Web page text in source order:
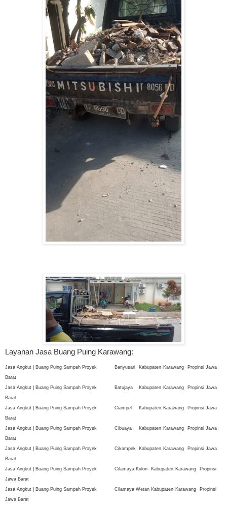
Layanan Jasa Buang Puing Karawang:
Jasa Angkut | Buang Puing Sampah Proyek Banyusari Kabupaten Karawang
Propinsi Jawa
Barat
Jasa Angkut | Buang Puing Sampah Proyek
Batujaya Kabupaten Karawang
Propinsi Jawa
Barat
Jasa Angkut | Buang Puing Sampah Proyek
Ciampel Kabupaten Karawang
Propinsi Jawa
Barat
Jasa Angkut | Buang Puing Sampah Proyek
Cibuaya Kabupaten Karawang
Propinsi Jawa
Barat
Jasa Angkut | Buang Puing Sampah Proyek
Cikampek Kabupaten Karawang
Propinsi Jawa
Barat
Jasa Angkut | Buang Puing Sampah Proyek
Cilamaya Kulon Kabupaten Karawang
Propinsi
Jawa Barat
Jasa Angkut | Buang Puing Sampah Proyek
Cilamaya Wetan Kabupaten Karawang
Propinsi
Jawa Barat